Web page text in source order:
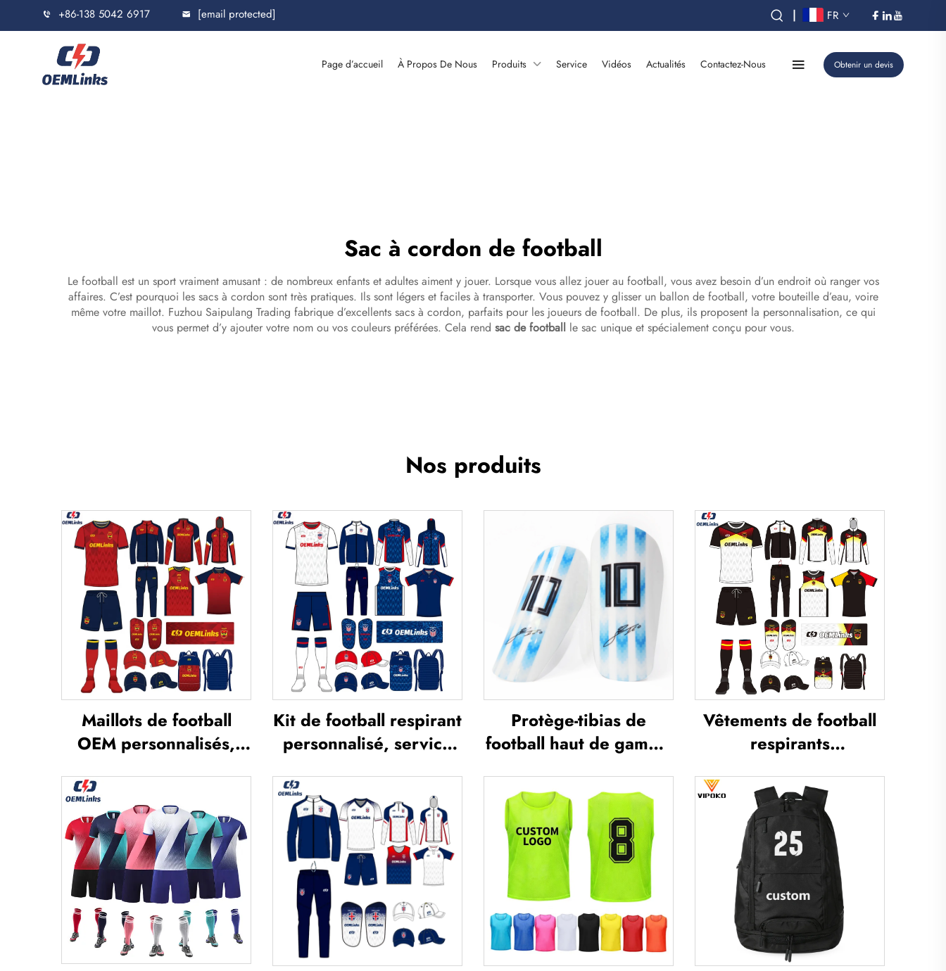
+86-138 5042 6917 [email protected] | FR
Page d’accueil À Propos De Nous Produits Service Vidéos Actualités Contactez-Nous Obtenir un devis
Sac à cordon de football
Le football est un sport vraiment amusant : de nombreux enfants et adultes aiment y jouer. Lorsque vous allez jouer au football, vous avez besoin d’un endroit où ranger vos
affaires. C’est pourquoi les sacs à cordon sont très pratiques. Ils sont légers et faciles à transporter. Vous pouvez y glisser un ballon de football, votre bouteille d’eau, voire
même votre maillot. Fuzhou Saipulang Trading fabrique d’excellents sacs à cordon, parfaits pour les joueurs de football. De plus, ils proposent la personnalisation, ce qui
vous permet d’y ajouter votre nom ou vos couleurs préférées. Cela rend sac de football le sac unique et spécialement conçu pour vous.
Nos produits
Maillots de football
OEM personnalisés,
par sublimation —
maillots d'équipe de
football, vêtements de
football, t-shirts de
football personnalisés
Kit de football respirant
personnalisé, service
football personnalisés,
tenues complètes de
football, maillots de
football sublimés
Protège-tibias de
football haut de gamme
tibias pour football,
protections pour les
jambes, protège-tibias
pour football et soccer
Vêtements de football
respirants
ensemble complet
d'uniformes de football,
t-shirts de football,
ensembles d'uniformes,
maillots de football
sublimés